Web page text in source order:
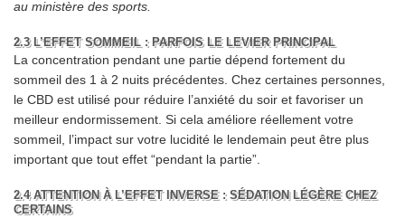
au ministère des sports.
2.3 L’EFFET SOMMEIL : PARFOIS LE LEVIER PRINCIPAL
La concentration pendant une partie dépend fortement du
sommeil des 1 à 2 nuits précédentes. Chez certaines personnes,
le CBD est utilisé pour réduire l’anxiété du soir et favoriser un
meilleur endormissement. Si cela améliore réellement votre
sommeil, l’impact sur votre lucidité le lendemain peut être plus
important que tout effet “pendant la partie”.
2.4 ATTENTION À L’EFFET INVERSE : SÉDATION LÉGÈRE CHEZ
CERTAINS